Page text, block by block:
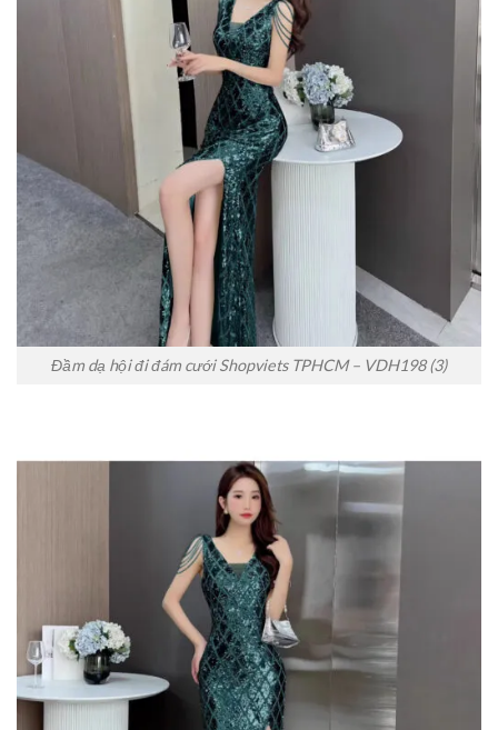
Đầm dạ hội đi đám cưới Shopviets TPHCM – VDH198 (3)